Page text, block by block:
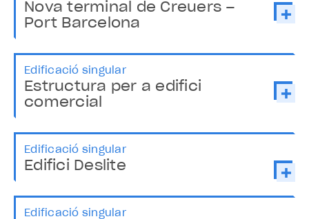
Nova terminal de Creuers –
Port Barcelona
Edificació singular
Estructura per a edifici
comercial
Edificació singular
Edifici Deslite
Edificació singular